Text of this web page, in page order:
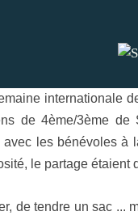
internationale
de 4ème/3ème
avec les bénévoles
le partage
de tendre un sac ...